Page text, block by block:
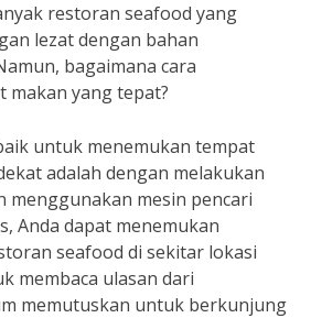
restoran seafood yang
lezat dengan bahan
bagaimana cara
makan yang tepat?
untuk menemukan tempat
adalah dengan melakukan
menggunakan mesin pencari
Anda dapat menemukan
seafood di sekitar lokasi
membaca ulasan dari
memutuskan untuk berkunjung